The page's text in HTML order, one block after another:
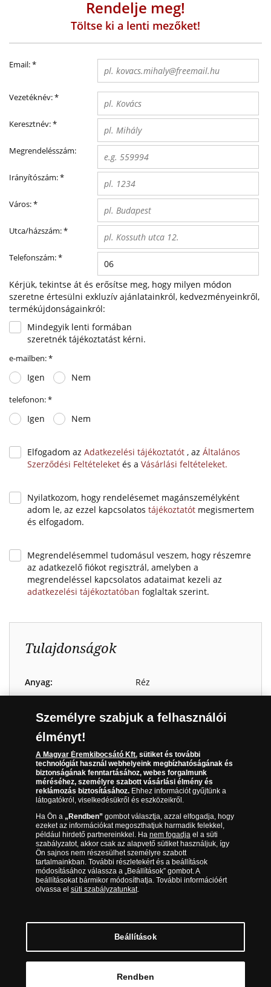
Rendelje meg!
Töltse ki a lenti mezőket!
Email:*
Vezetéknév:*
Keresztnév:*
Megrendelésszám:
Irányítószám:*
Város:*
Utca/házszám:*
Telefonszám:*
Kérjük, tekintse át és erősítse meg, hogy milyen módon
szeretne értesülni exkluzív ajánlatainkról, kedvezményeinkről,
termékújdonságainkról:
Mindegyik lenti formában
szeretnék tájékoztatást kérni.
e-mailben:*
Igen Nem
telefonon:*
Igen Nem
Elfogadom az Adatkezelési tájékoztatót , az Általános
Szerződési Feltételeket és a Vásárlási feltételeket.
Nyilatkozom, hogy rendelésemet magánszemélyként
adom le, az ezzel kapcsolatos tájékoztatót megismertem
és elfogadom.
Megrendelésemmel tudomásul veszem, hogy részemre
az adatkezelő fiókot regisztrál, amelyben a
megrendeléssel kapcsolatos adataimat kezeli az
adatkezelési tájékoztatóban foglaltak szerint.
MEGRENDELEM >>
Tulajdonságok
Anyag:
Réz
Bevonat:
Színarany (Au 999/1000)
Átmérő:
40 mm
Súly:
Minőség:
Tükörveret
Limitáció:
15 000 teljes kollekció
Előlap:
Petőfi Sándor portréja és
kézjegye
Közös hátlap:
Szimbolikus életfa
motívum
Éremművész:
ifj. Szlávics László
Kizárólagos
forgalmazó:
Magyar Éremkibocsátó Kft.
© Copyright 2026 - Magyar Éremkibocsátó Kft.
Személyre szabjuk a felhasználói
élményt!
A Magyar Éremkibocsátó Kft.sütiket és további
technológiát használ webhelyeink megbízhatóságának és
biztonságának fenntartásához, webes forgalmunk
méréséhez, személyre szabott vásárlási élmény és
reklámozás biztosításához.Ehhez információt gyűjtünk a
látogatókról, viselkedésükről és eszközeikről.
Ha Ön a „Rendben”gombot választja, azzal elfogadja, hogy
ezeket az információkat megoszthatjuk harmadik felekkel,
például hirdető partnereinkkel. Ha nem fogadjael a süti
szabályzatot, akkor csak az alapvető sütiket használjuk, így
Ön sajnos nem részesülhet személyre szabott
tartalmainkban. További részletekért és a beállítások
módosításához válassza a „Beállítások” gombot. A
beállításokat bármikor módosíthatja. További információért
olvassa el süti szabályzatunkat.
Beállítások
Rendben